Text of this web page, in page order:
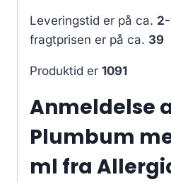
Leveringstid er på ca.
fragtprisen er på ca. 39
Produktid er 1091
Anmeldelse
Plumbum
ml fra